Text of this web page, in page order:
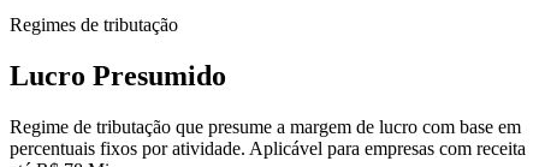
Regimes de tributação
Lucro Presumido
Regime de tributação que presume a margem de lucro com base em
percentuais fixos por atividade. Aplicável para empresas com receita